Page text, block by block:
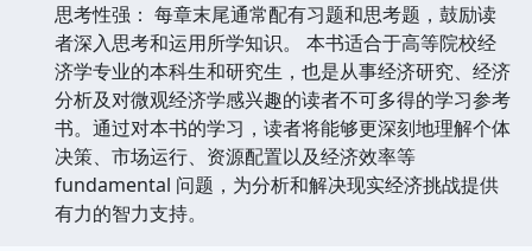
思考性强： 每章末尾通常配有习题和思考题，鼓励读
者深入思考和运用所学知识。 本书适合于高等院校经
济学专业的本科生和研究生，也是从事经济研究、经济
分析及对微观经济学感兴趣的读者不可多得的学习参考
书。通过对本书的学习，读者将能够更深刻地理解个体
决策、市场运行、资源配置以及经济效率等
fundamental 问题，为分析和解决现实经济挑战提供
有力的智力支持。